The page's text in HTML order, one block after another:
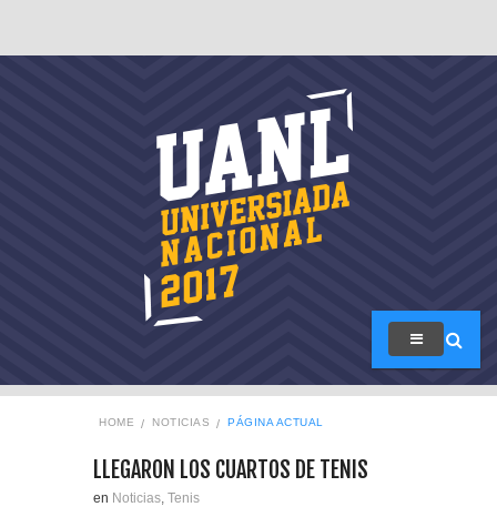
HOME NOTICIAS PÁGINA ACTUAL
LLEGARON LOS CUARTOS DE TENIS
en Noticias Tenis